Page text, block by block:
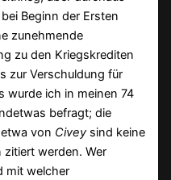
Beginn der Ersten
zunehmende
zu den Kriegskrediten
zur Verschuldung für
wurde ich in meinen 74
befragt; die
von Civey sind keine
werden. Wer
mit welcher